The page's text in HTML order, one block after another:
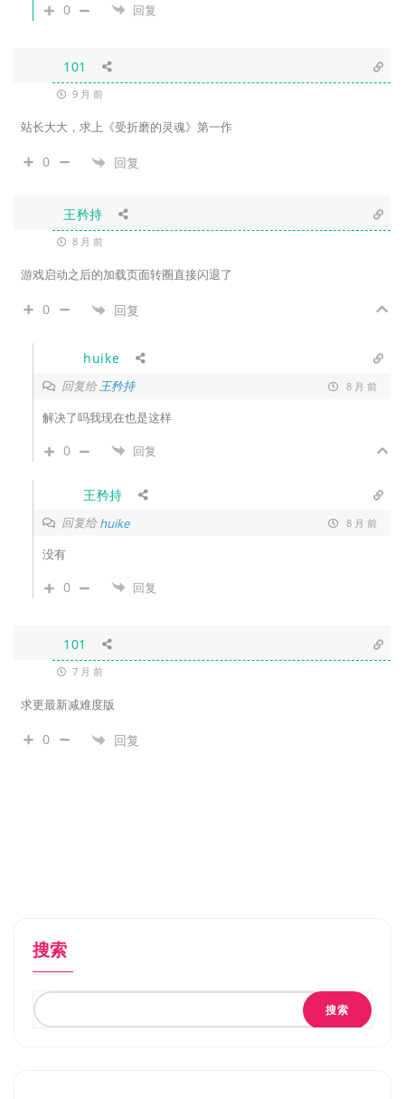
0 回复
101
9 月 前
站长大大，求上《受折磨的灵魂》第一作
0 回复
王矜持
8 月 前
游戏启动之后的加载页面转圈直接闪退了
0 回复
huike
回复给王矜持 8 月 前
解决了吗我现在也是这样
0 回复
王矜持
回复给huike 8 月 前
没有
0 回复
101
7 月 前
求更最新减难度版
0 回复
搜索
搜索